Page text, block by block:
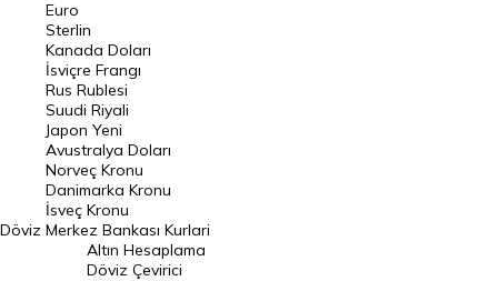
Pound Kuru
Frank Kuru
Riyal Kuru
Avustralya Doları
Danimarka Kronu Kuru
Kanada Doları Kuru
Norveç Kronu Kuru
İsveç Kronu Kuru
Döviz
Euro
Sterlin
Kanada Doları
İsviçre Frangı
Rus Rublesi
Suudi Riyali
Japon Yeni
Avustralya Doları
Norveç Kronu
Danimarka Kronu
İsveç Kronu
Merkez Bankası Kurlari
Altın Hesaplama
Döviz Çevirici